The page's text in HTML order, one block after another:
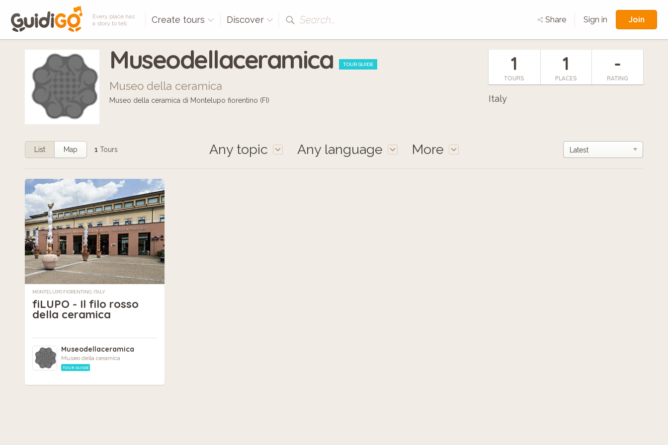
Every place has
a story to tell
Create tours Discover Search... Share Sign in Join
Museodellaceramica TOUR GUIDE
Museo della ceramica
Museo della ceramica di Montelupo fiorentino (FI)
1
TOURS
1
PLACES
-
RATING
Italy
Any topic Any language More
List Map 1 Tours
MONTELUPO FIORENTINO, ITALY
fiLUPO - Il filo rosso
della ceramica
Museodellaceramica
Museo della ceramica
TOUR GUIDE